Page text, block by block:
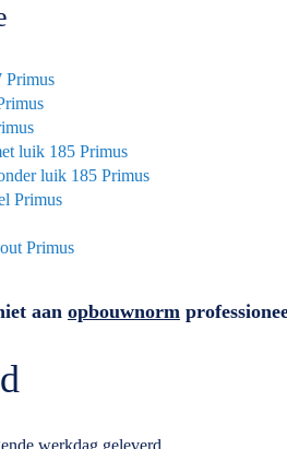
Primus
luik 185 Primus
luik 185 Primus
Primus
Primus
aan opbouwnorm
werkdag geleverd